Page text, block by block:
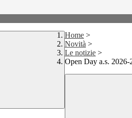
Home >
Novità >
Le notizie >
Open Day a.s. 2026-